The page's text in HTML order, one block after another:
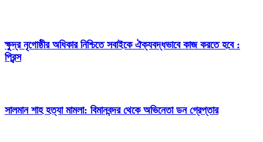
ক্ষুদ্র নৃগোষ্ঠীর অধিকার নিশ্চিতে সবাইকে ঐক্যবদ্ধভাবে কাজ করতে হবে :
প্রিন্স
সালমান শাহ হত্যা মামলা: বিমানবন্দর থেকে অভিনেতা ডন গ্রেপ্তার